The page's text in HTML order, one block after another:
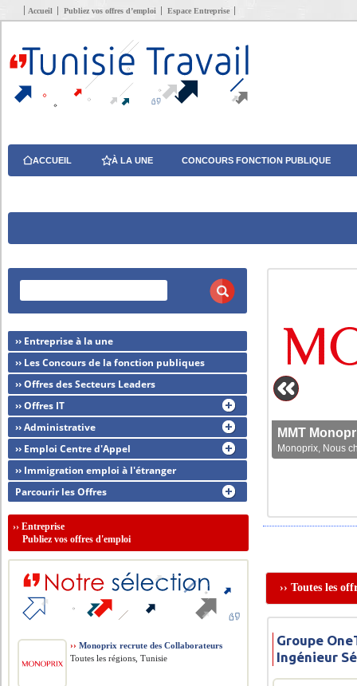
Accueil Publiez vos offres d’emploi Espace Entreprise
ACCUEIL À LA UNE CONCOURS FONCTION PUBLIQUE
MMT
Monoprix, Nous
›› Toutes les
Groupe
Ingénieur
›› Entreprise à la une
›› Les Concours de la fonction publiques
›› Offres des Secteurs Leaders
›› Offres IT
›› Administrative
›› Emploi Centre d'Appel
›› Immigration emploi à l'étranger
Parcourir les Offres
››Entreprise
Publiez vos offres d'emploi
›› Monoprix recrute des Collaborateurs
Toutes les régions, Tunisie